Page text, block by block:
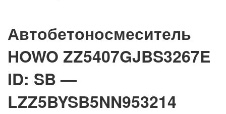
Автобетоносмеситель
HOWO ZZ5407GJBS3267E
ID: SB —
LZZ5BYSB5NN953214